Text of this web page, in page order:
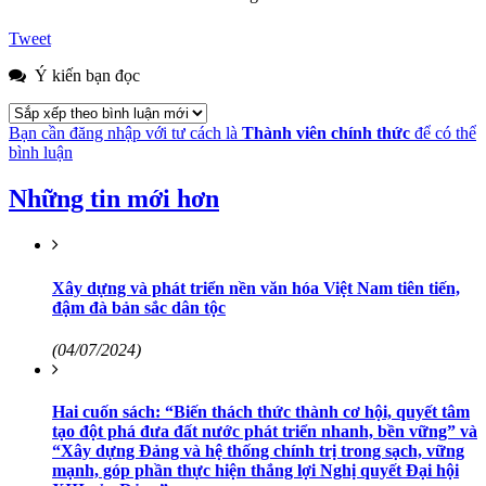
Tweet
Ý kiến bạn đọc
Bạn cần đăng nhập với tư cách là Thành viên chính thức để có thể
bình luận
Những tin mới hơn
Xây dựng và phát triển nền văn hóa Việt Nam tiên tiến,
đậm đà bản sắc dân tộc
(04/07/2024)
Hai cuốn sách: “Biến thách thức thành cơ hội, quyết tâm
tạo đột phá đưa đất nước phát triển nhanh, bền vững” và
“Xây dựng Đảng và hệ thống chính trị trong sạch, vững
mạnh, góp phần thực hiện thắng lợi Nghị quyết Đại hội